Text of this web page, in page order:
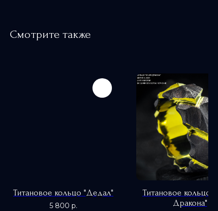
Смотрите также
Титановое кольцо "Дедал"
5 800 р.
Титановое кольцо
Дракона"